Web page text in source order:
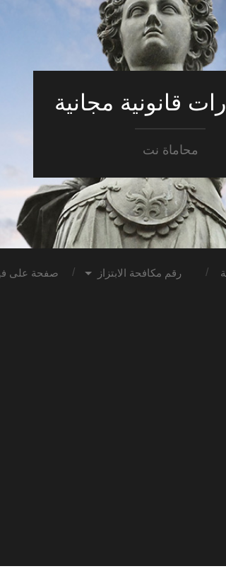
قانونية مجانية
محاماة نت
رقم مكافحة الابتزاز صفحة على